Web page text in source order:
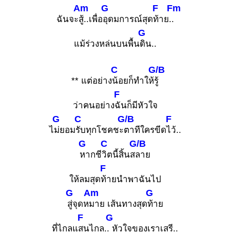
ฉันจะ
Am
สู้..เพื่อ
G
อุดมการณ์สุด
F
ท้าย.
Fm
.
แม้ร่วงหล่นบนพื้น
G
ดิน..
** แต่อย่าง
C
น้อยก็ทำให้
G/B
รู้
ว่าคนอย่าง
F
ฉันก็มีหัวใจ
ไ
G
ม่ยอม
C
รับทุกโชคชะ
G/B
ตาทีใครขีด
F
ไว้..
G
หากชี
C
วิตนี้สิ้นส
G/B
ลาย
ให้ลมสุด
F
ท้ายนำพาฉันไป
G
สู่จุดห
Am
มาย เส้นทางสุด
G
ท้าย
ที่ไกลแ
F
สนไกล.
G
. หัวใจของเราเสรี..